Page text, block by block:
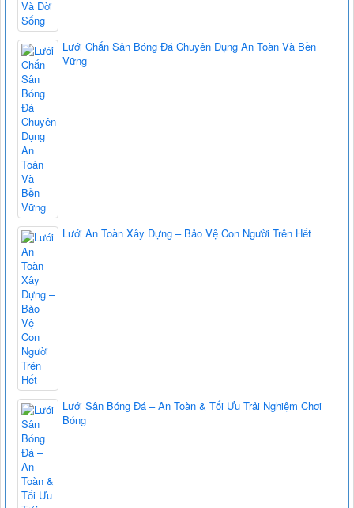
Lưới Chắn Sân Bóng Đá Chuyên Dụng An Toàn Và Bền
Vững
Lưới An Toàn Xây Dựng – Bảo Vệ Con Người Trên Hết
Lưới Sân Bóng Đá – An Toàn & Tối Ưu Trải Nghiệm Chơi
Bóng